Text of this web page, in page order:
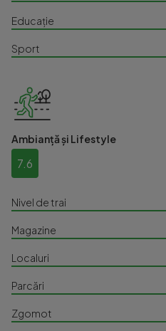
Educație
Sport
Ambianță și Lifestyle
7.6
Nivel de trai
Magazine
Localuri
Parcări
Zgomot